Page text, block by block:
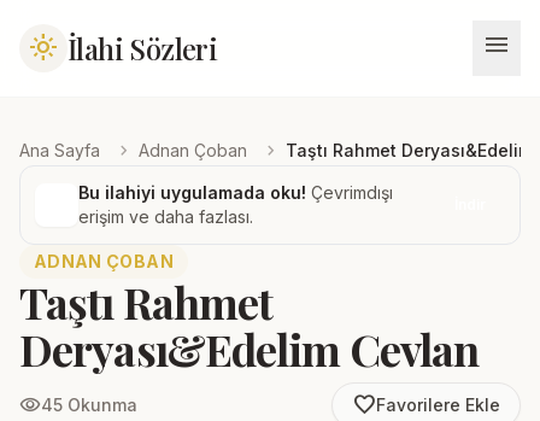
light_mode İlahi Sözleri menu
Ana Sayfa chevron_right Adnan Çoban chevron_right Taştı Rahmet
Bu ilahiyi uygulamada oku! Çevrimdışı
erişim ve daha fazlası.
ADNAN ÇOBAN
Taştı Rahmet
Deryası&Edelim Cevlan
visibility45 Okunma favorite_borderFavorilere Ekle